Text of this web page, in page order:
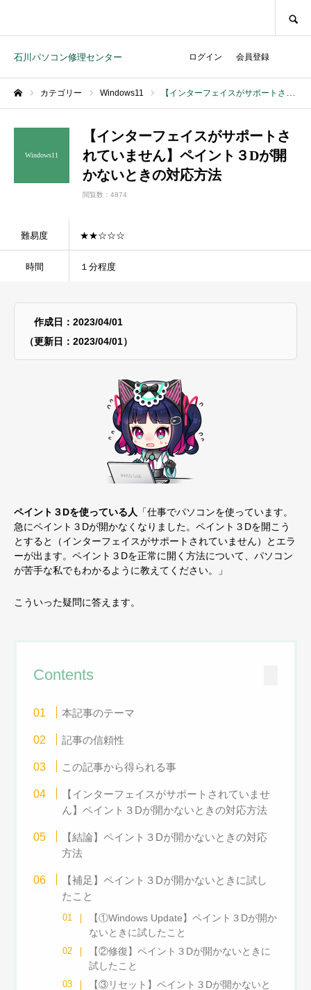
石川パソコン修理センター ログイン 会員登録
カテゴリー Windows11 【インターフェイスがサポートされていません】ペイント３Dが開かないときの対応方法
Windows11
【インターフェイスがサポートさ
れていません】ペイント３Dが開
かないときの対応方法
閲覧数：4874
難易度 ★★☆☆☆
時間 １分程度
作成日：2023/04/01
（更新日：2023/04/01）
ペイント３Dを使っている人
「仕事でパソコンを使っています。
急にペイント３Dが開かなくなりました。ペイント３Dを開こう
とすると（インターフェイスがサポートされていません）とエラ
ーが出ます。ペイント３Dを正常に開く方法について、パソコン
が苦手な私でもわかるように教えてください。」
こういった疑問に答えます。
Contents
本記事のテーマ
記事の信頼性
この記事から得られる事
【インターフェイスがサポートされていませ
ん】ペイント３Dが開かないときの対応方法
【結論】ペイント３Dが開かないときの対応
方法
【補足】ペイント３Dが開かないときに試し
たこと
【①Windows Update】ペイント３Dが開か
ないときに試したこと
【②修復】ペイント３Dが開かないときに
試したこと
【③リセット】ペイント３Dが開かないと